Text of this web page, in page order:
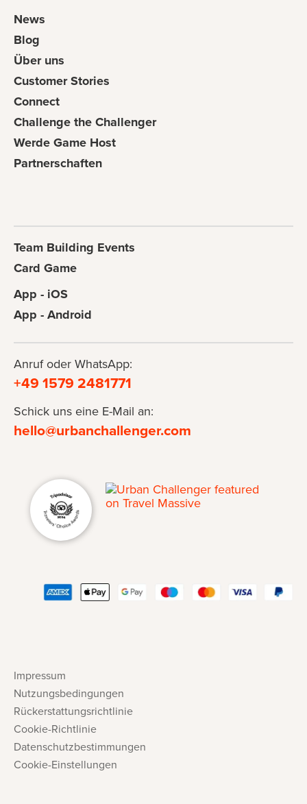
News
Blog
Über uns
Customer Stories
Connect
Challenge the Challenger
Werde Game Host
Partnerschaften
Team Building Events
Card Game
App - iOS
App - Android
Anruf oder WhatsApp:
+49 1579 2481771
Schick uns eine E-Mail an:
hello@urbanchallenger.com
Impressum
Nutzungsbedingungen
Rückerstattungsrichtlinie
Cookie-Richtlinie
Datenschutzbestimmungen
Cookie-Einstellungen